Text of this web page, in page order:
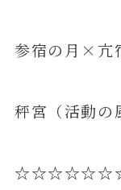
参宿の月×亢
秤宮（活動の